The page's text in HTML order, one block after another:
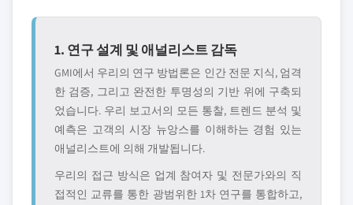
1. 연구 설계 및 애널리스트 감독
GMI에서 우리의 연구 방법론은 인간 전문 지식, 엄격
한 검증, 그리고 완전한 투명성의 기반 위에 구축되
었습니다. 우리 보고서의 모든 통찰, 트렌드 분석 및
예측은 고객의 시장 뉴앙스를 이해하는 경험 있는
애널리스트에 의해 개발됩니다.
우리의 접근 방식은 업계 참여자 및 전문가와의 직
접적인 교류를 통한 광범위한 1차 연구를 통합하고,